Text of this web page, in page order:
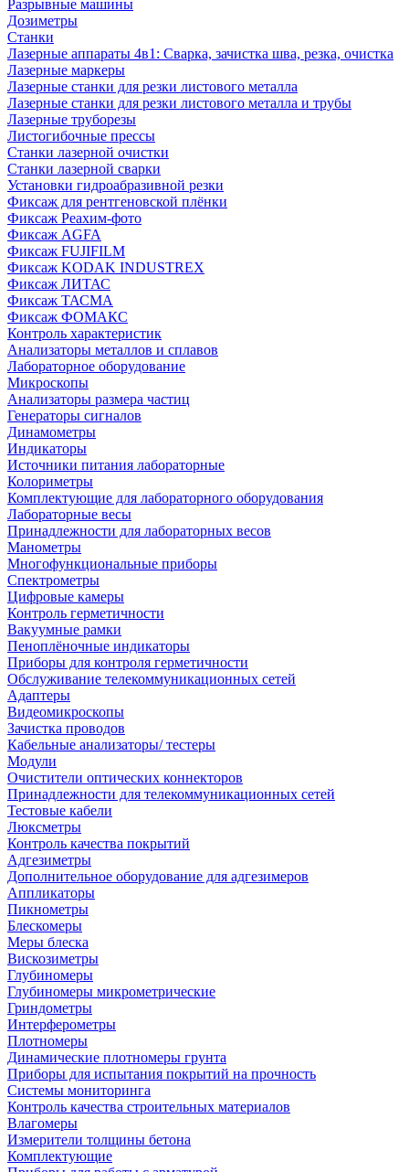
Разрывные машины
Дозиметры
Станки
Лазерные аппараты 4в1: Сварка, зачистка шва, резка, очистка
Лазерные маркеры
Лазерные станки для резки листового металла
Лазерные станки для резки листового металла и трубы
Лазерные труборезы
Листогибочные прессы
Станки лазерной очистки
Станки лазерной сварки
Установки гидроабразивной резки
Фиксаж для рентгеновской плёнки
Фиксаж Реахим-фото
Фиксаж AGFA
Фиксаж FUJIFILM
Фиксаж KODAK INDUSTREX
Фиксаж ЛИТАС
Фиксаж ТАСМА
Фиксаж ФОМАКС
Контроль характеристик
Анализаторы металлов и сплавов
Лабораторное оборудование
Микроскопы
Анализаторы размера частиц
Генераторы сигналов
Динамометры
Индикаторы
Источники питания лабораторные
Колориметры
Комплектующие для лабораторного оборудования
Лабораторные весы
Принадлежности для лабораторных весов
Манометры
Многофункциональные приборы
Спектрометры
Цифровые камеры
Контроль герметичности
Вакуумные рамки
Пеноплёночные индикаторы
Приборы для контроля герметичности
Обслуживание телекоммуникационных сетей
Адаптеры
Видеомикроскопы
Зачистка проводов
Кабельные анализаторы/ тестеры
Модули
Очистители оптических коннекторов
Принадлежности для телекоммуникационных сетей
Тестовые кабели
Люксметры
Контроль качества покрытий
Адгезиметры
Дополнительное оборудование для адгезимеров
Аппликаторы
Пикнометры
Блескомеры
Меры блеска
Вискозиметры
Глубиномеры
Глубиномеры микрометрические
Гриндометры
Интерферометры
Плотномеры
Динамические плотномеры грунта
Приборы для испытания покрытий на прочность
Системы мониторинга
Контроль качества строительных материалов
Влагомеры
Измерители толщины бетона
Комплектующие